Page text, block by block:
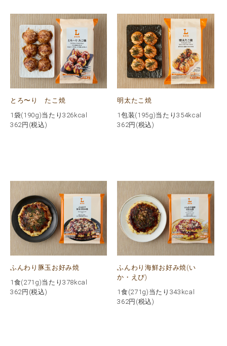
とろ〜り たこ焼
1袋(190g)当たり326kcal
362円(税込)
明太たこ焼
1包装(195g)当たり354kcal
362円(税込)
ふんわり豚玉お好み焼
1食(271g)当たり378kcal
362円(税込)
ふんわり海鮮お好み焼(い
か・えび)
1食(271g)当たり343kcal
362円(税込)